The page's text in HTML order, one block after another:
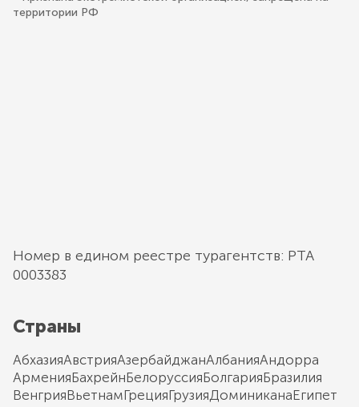
территории РФ
Номер в едином реестре турагентств: РТА
0003383
Страны
АбхазияАвстрияАзербайджанАлбанияАндорра
АрменияБахрейнБелоруссияБолгарияБразилия
ВенгрияВьетнамГрецияГрузияДоминиканаЕгипет